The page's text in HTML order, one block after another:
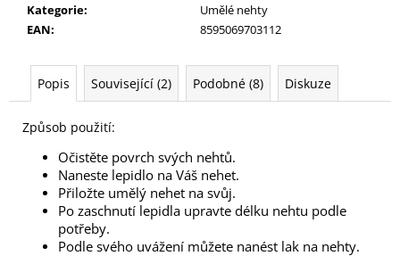
Kategorie:
Umělé nehty
EAN: 8595069703112
Popis Související (2) Podobné (8) Diskuze
Způsob použití:
Očistěte povrch svých nehtů.
Naneste lepidlo na Váš nehet.
Přiložte umělý nehet na svůj.
Po zaschnutí lepidla upravte délku nehtu podle
potřeby.
Podle svého uvážení můžete nanést lak na nehty.
NŮŽKY
SE
NA
NEHTY
U
81,07